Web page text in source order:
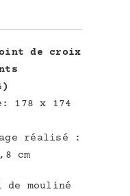
de croix
178 x 174
réalisé :
cm
mouliné